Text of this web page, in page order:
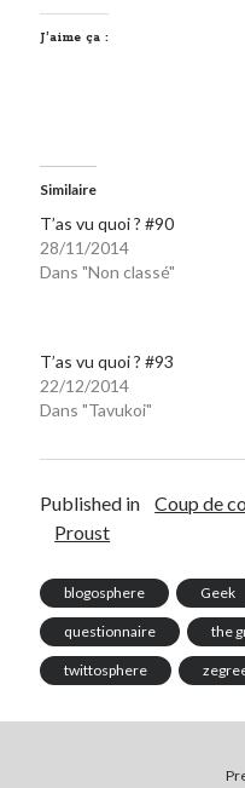
J’aime ça :
Similaire
T’as vu quoi ? #90
28/11/2014
Dans "Non classé"
T’as vu quoi ? #93
22/12/2014
Dans "Tavukoi"
Published in Coup de
Proust
blogosphere Geek
questionnaire the
twittosphere